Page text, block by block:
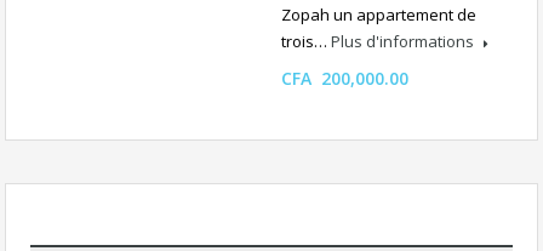
Zopah un appartement de
trois… Plus d'informations
CFA 200,000.00